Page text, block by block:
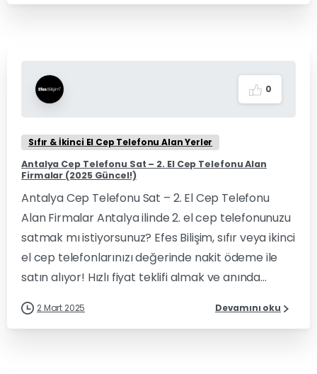
0
Sıfır & İkinci El Cep Telefonu Alan Yerler
Antalya Cep Telefonu Sat – 2. El Cep Telefonu Alan
Firmalar (2025 Güncel!)
Antalya Cep Telefonu Sat – 2. El Cep Telefonu
Alan Firmalar Antalya ilinde 2. el cep telefonunuzu
satmak mı istiyorsunuz? Efes Bilişim, sıfır veya ikinci
el cep telefonlarınızı değerinde nakit ödeme ile
satın alıyor! Hızlı fiyat teklifi almak ve anında...
2 Mart 2025 Devamını oku